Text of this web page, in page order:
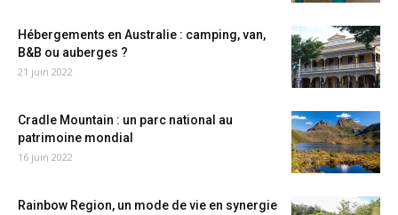
Hébergements en Australie : camping, van,
B&B ou auberges ?
21 juin 2022
Cradle Mountain : un parc national au
patrimoine mondial
16 juin 2022
Rainbow Region, un mode de vie en synergie